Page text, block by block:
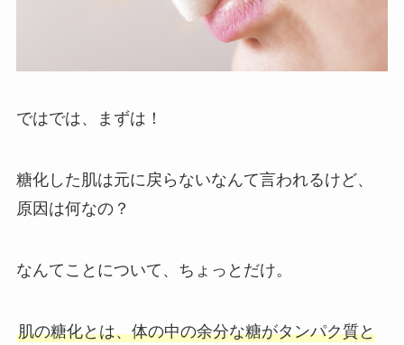
ではでは、まずは！
糖化した肌は元に戻らないなんて言われるけど、
原因は何なの？
なんてことについて、ちょっとだけ。
肌の糖化とは、体の中の余分な糖がタンパク質と